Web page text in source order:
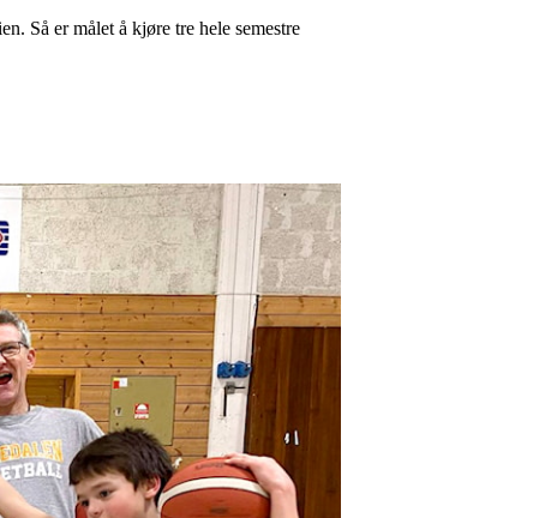
Så er målet å kjøre tre hele semestre